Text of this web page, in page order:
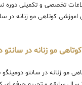
تخصصی و تکمیلی دوره
کوتاهی مو زنانه در
مو زنانه در سانتو
مو زنانه در سانتو دومینگو